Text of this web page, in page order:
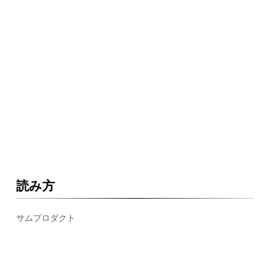
読み方
サムプロダクト